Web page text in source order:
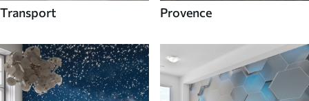
Transport Provence